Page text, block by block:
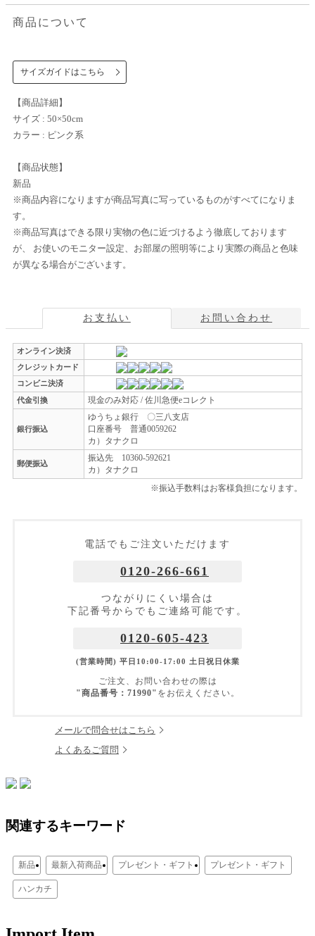
商品について
サイズガイドはこちら
【商品詳細】
サイズ : 50×50cm
カラー : ピンク系
【商品状態】
新品
※商品内容になりますが商品写真に写っているものがすべてになりま
す。
※商品写真はできる限り実物の色に近づけるよう徹底しております
が、 お使いのモニター設定、お部屋の照明等により実際の商品と色味
が異なる場合がございます。
お支払い お問い合わせ
オンライン決済
クレジットカード
コンビニ決済
代金引換
現金のみ対応 / 佐川急便eコレクト
銀行振込
ゆうちょ銀行 〇三八支店
口座番号 普通0059262
カ）タナクロ
郵便振込
振込先 10360-592621
カ）タナクロ
※振込手数料はお客様負担になります。
電話でもご注文いただけます
0120-266-661
つながりにくい場合は
下記番号からでもご連絡可能です。
0120-605-423
(営業時間) 平日10:00-17:00 土日祝日休業
ご注文、お問い合わせの際は
"商品番号：71990" をお伝えください。
メールで問合せはこちら
よくあるご質問
関連するキーワード
新品 最新入荷商品 プレゼント・ギフト プレゼント・ギフト
ハンカチ